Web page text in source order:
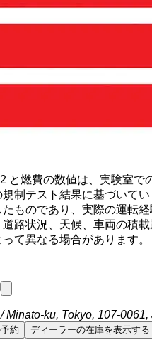
と燃費の数値は、実験室で
制テスト結果に基づいて
ものであり、実際の運転
路状況、天候、車両の積
て異なる場合があります。
Minato-ku, Tokyo, 107-0061,
約 ディーラーの在庫を表示する